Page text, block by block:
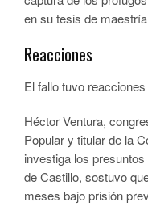
en su tesis de
Reacciones
El fallo tuvo
Héctor Ventura,
Popular y titular de la
investiga los
de Castillo, sostuvo
meses bajo prisión